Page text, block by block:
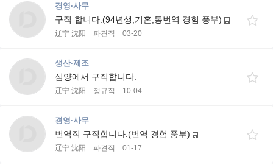
경영·사무
구직 합니다.(94년생,기혼,통번역 경험 풍부)
辽宁 沈阳 파견직 03-20
생산·제조
심양에서 구직합니다.
辽宁 沈阳 정규직 10-04
경영·사무
번역직 구직합니다.(번역 경험 풍부)
辽宁 沈阳 파견직 01-17